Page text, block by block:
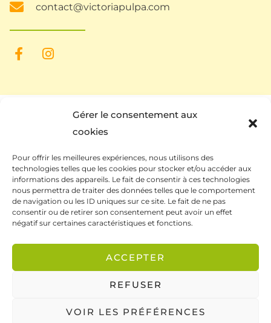
Gérer le consentement aux
cookies
Pour offrir les meilleures expériences, nous utilisons des
technologies telles que les cookies pour stocker et/ou accéder aux
informations des appareils. Le fait de consentir à ces technologies
nous permettra de traiter des données telles que le comportement
de navigation ou les ID uniques sur ce site. Le fait de ne pas
consentir ou de retirer son consentement peut avoir un effet
négatif sur certaines caractéristiques et fonctions.
ACCEPTER
REFUSER
VOIR LES PRÉFÉRENCES
contact@victoriapulpa.com
Ce site a été financé à l’aide du FEDER (REACT-UE)
dans le cadre de la réponse de l’Union européenne
CGV / CGU Mentions légales Politique de confidentialité